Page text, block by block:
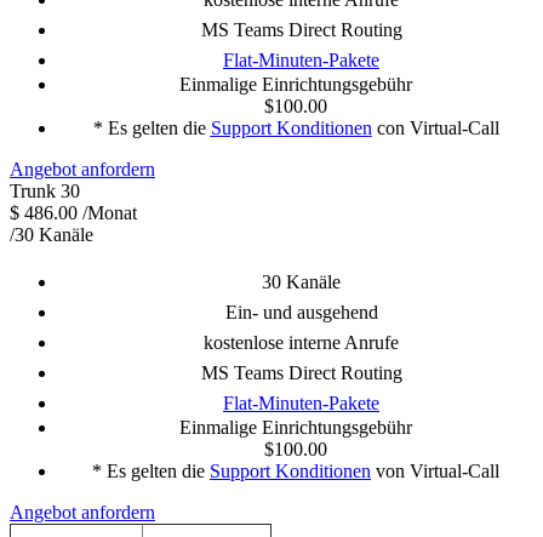
MS Teams Direct Routing
Flat-Minuten-Pakete
Einmalige Einrichtungsgebühr
$100.00
* Es gelten die Support Konditionen con Virtual-Call
Angebot anfordern
Trunk 30
$ 486.00 /Monat
/30 Kanäle
30 Kanäle
Ein- und ausgehend
kostenlose interne Anrufe
MS Teams Direct Routing
Flat-Minuten-Pakete
Einmalige Einrichtungsgebühr
$100.00
* Es gelten die Support Konditionen von Virtual-Call
Angebot anfordern